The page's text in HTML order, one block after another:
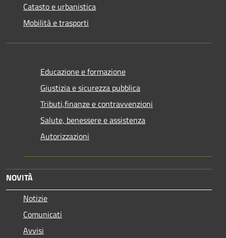
Catasto e urbanistica
Mobilità e trasporti
Educazione e formazione
Giustizia e sicurezza pubblica
Tributi,finanze e contravvenzioni
Salute, benessere e assistenza
Autorizzazioni
NOVITÀ
Notizie
Comunicati
Avvisi